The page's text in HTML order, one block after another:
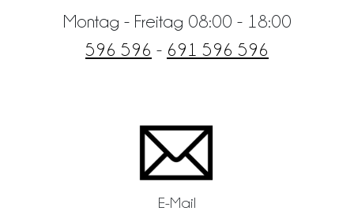
Montag - Freitag 08:00 - 18:00
596 596 - 691 596 596
E-Mail